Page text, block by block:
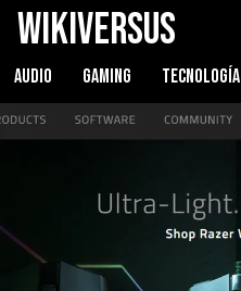
WikiVersus
AUDIO GAMING TECNOLOGÍA